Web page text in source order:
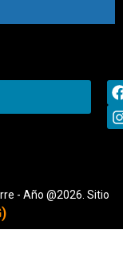
- Año @2026. Sitio